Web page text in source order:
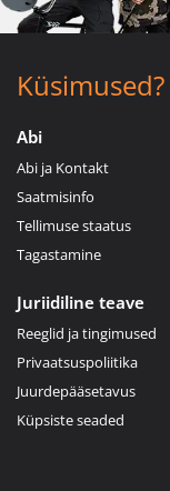
Küsimused?
Abi
Abi ja Kontakt
Saatmisinfo
Tellimuse staatus
Tagastamine
Juriidiline teave
Reeglid ja tingimused
Privaatsuspoliitika
Juurdepääsetavus
Küpsiste seaded